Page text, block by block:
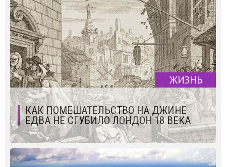
ЖИЗНЬ
КАК ПОМЕШАТЕЛЬСТВО НА ДЖИНЕ
ЕДВА НЕ СГУБИЛО ЛОНДОН 18 ВЕКА